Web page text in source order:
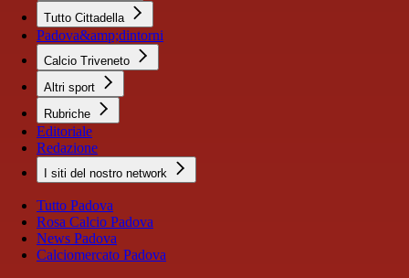
Tutto Cittadella
Padova&amp;dintorni
Calcio Triveneto
Altri sport
Rubriche
Editoriale
Redazione
I siti del nostro network
Tutto Padova
Rosa Calcio Padova
News Padova
Calciomercato Padova